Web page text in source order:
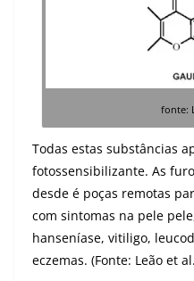
fonte:
Todas estas substâncias
fotossensibilizante. As
desde é poças remotas
com sintomas na pele
hanseníase, vitiligo,
eczemas. (Fonte: Leão et